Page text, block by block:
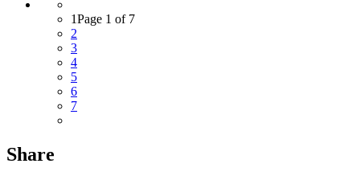
1Page 1 of 7
2
3
4
5
6
7
Share